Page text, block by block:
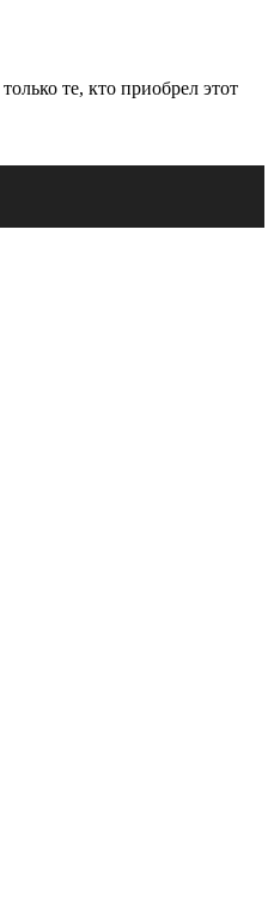
те, кто приобрел этот